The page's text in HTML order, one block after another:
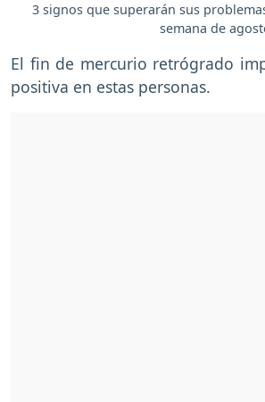
3 signos que superarán sus
semana de
El fin de mercurio retrógrado
positiva en estas personas.